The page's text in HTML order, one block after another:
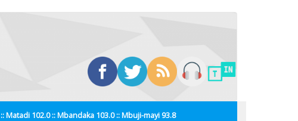
Matadi 102.0 :: Mbandaka 103.0 :: Mbuji-mayi 93.8